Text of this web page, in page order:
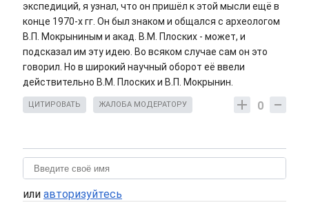
экспедиций, я узнал, что он пришёл к этой мысли ещё в
конце 1970-х гг. Он был знаком и общался с археологом
В.П. Мокрыниным и акад. В.М. Плоских - может, и
подсказал им эту идею. Во всяком случае сам он это
говорил. Но в широкий научный оборот её ввели
действительно В.М. Плоских и В.П. Мокрынин.
0
ЦИТИРОВАТЬ ЖАЛОБА МОДЕРАТОРУ
или авторизуйтесь